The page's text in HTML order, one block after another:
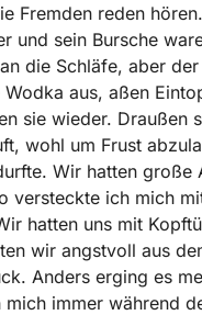
Fremden reden
und sein Bursche
die Schläfe, aber
Wodka aus, aßen
sie wieder. Draußen
wohl um Frust
Wir hatten große
versteckte ich mich
hatten uns mit
wir angstvoll aus
Anders erging es
mich immer während